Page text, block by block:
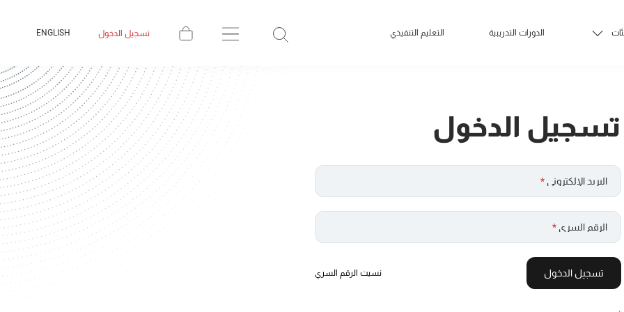
الدورات التدريبية التعليم التنفيذي تسجيل الدخول ENGLISH
تسجيل الدخول
البريد الإلكتروني *
الرقم السري *
تسجيل الدخول نسيت الرقم السري